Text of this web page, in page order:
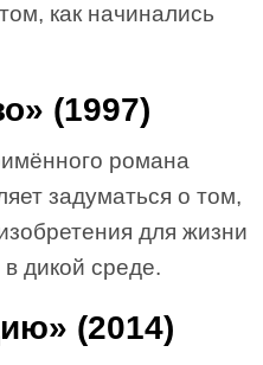
как начинались
(1997)
романа
задуматься о том,
для жизни
дикой среде.
(2014)